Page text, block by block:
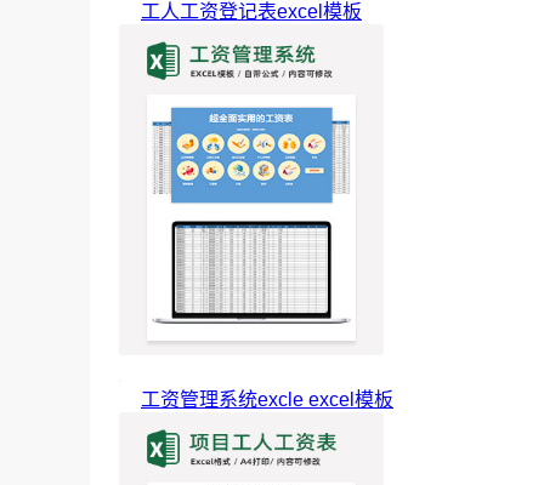
工人工资登记表excel模板
工资管理系统excle excel模板